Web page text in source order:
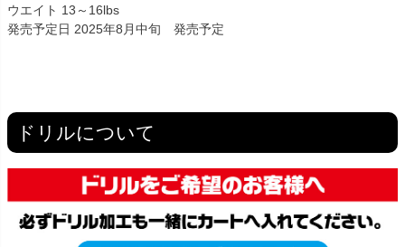
ウエイト 13～16lbs
発売予定日 2025年8月中旬 発売予定
ドリルについて